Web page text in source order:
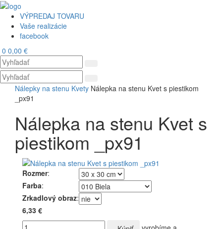
VÝPREDAJ TOVARU
Vaše realizácie
facebook
0 0,00 €
Nálepky na stenu Kvety Nálepka na stenu Kvet s piestikom
_px91
Nálepka na stenu Kvet s
piestikom _px91
Rozmer:
Farba:
Zrkadlový obraz:
6,33 €